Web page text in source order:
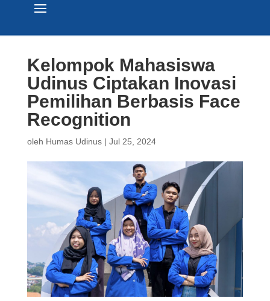
Kelompok Mahasiswa
Udinus Ciptakan Inovasi
Pemilihan Berbasis Face
Recognition
oleh Humas Udinus| Jul 25, 2024